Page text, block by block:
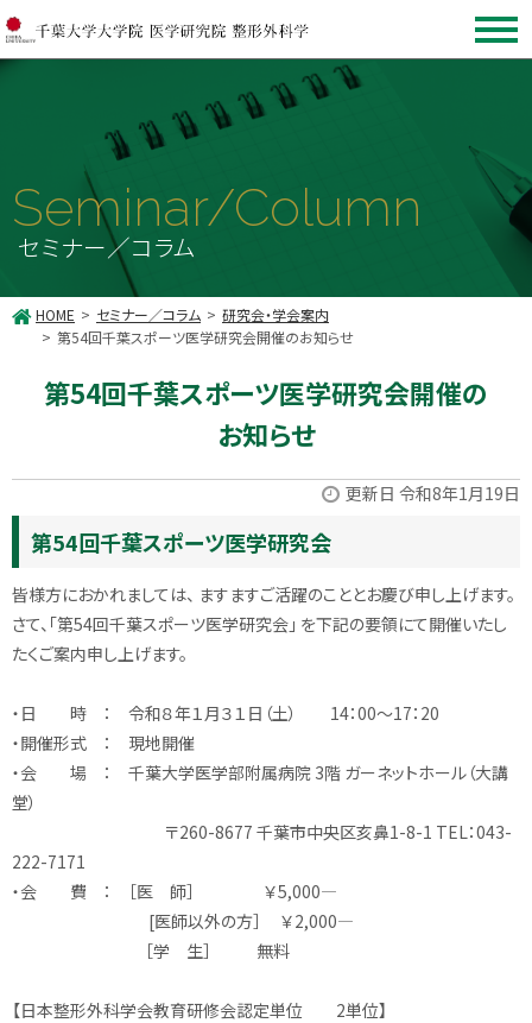
Seminar/Column
セミナー／コラム
HOME セミナー／コラム
研究会・学会案内
第54回千葉スポーツ医学研究会開催のお知らせ
第54回千葉スポーツ医学研究会開催の
お知らせ
更新日 令和8年1月19日
第54回千葉スポーツ医学研究会
皆様方におかれましては、 ますますご活躍のこととお慶び申し上げます。
さて、「第54回千葉スポーツ医学研究会」 を下記の要領にて開催いたし
たくご案内申し上げます。
・日 時 ： 令和８年１月３１日（土） 14：00～17：20
・開催形式 ： 現地開催
・会 場 ： 千葉大学医学部附属病院 3階 ガーネットホール（大講
堂）
〒260-8677 千葉市中央区亥鼻1-8-1 TEL：043-
222-7171
・会 費 ： ［医 師］ ￥5,000―
[医師以外の方］ ￥2,000―
［学 生］ 無料
【日本整形外科学会教育研修会認定単位 2単位】